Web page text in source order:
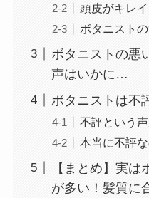
頭皮がキレ
ボタニスト
ボタニストの悪
声はいかに…
ボタニストは不
不評という
本当に不評な
【まとめ】実は
が多い！髪質に